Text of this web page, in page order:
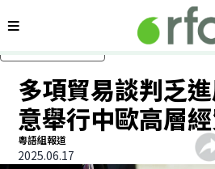
內容分類
多項貿易談判乏
意舉行中歐高層
粵語組報道
2025.06.17